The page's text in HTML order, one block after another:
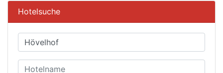
Hotelsuche